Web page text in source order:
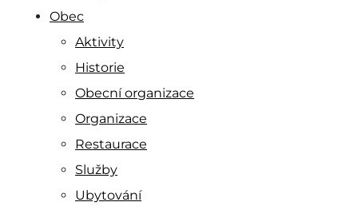
Obec
Aktivity
Historie
Obecní organizace
Organizace
Restaurace
Služby
Ubytování